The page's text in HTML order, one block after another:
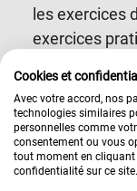
les exercices
exercices
6.4.Le
long de la
tarifaire
et
tchat), ainsi
Cookies et
Avec votre accord, nos
technologies similaires
personnelles comme
consentement ou vous
tout moment en cliquant
confidentialité sur ce site.